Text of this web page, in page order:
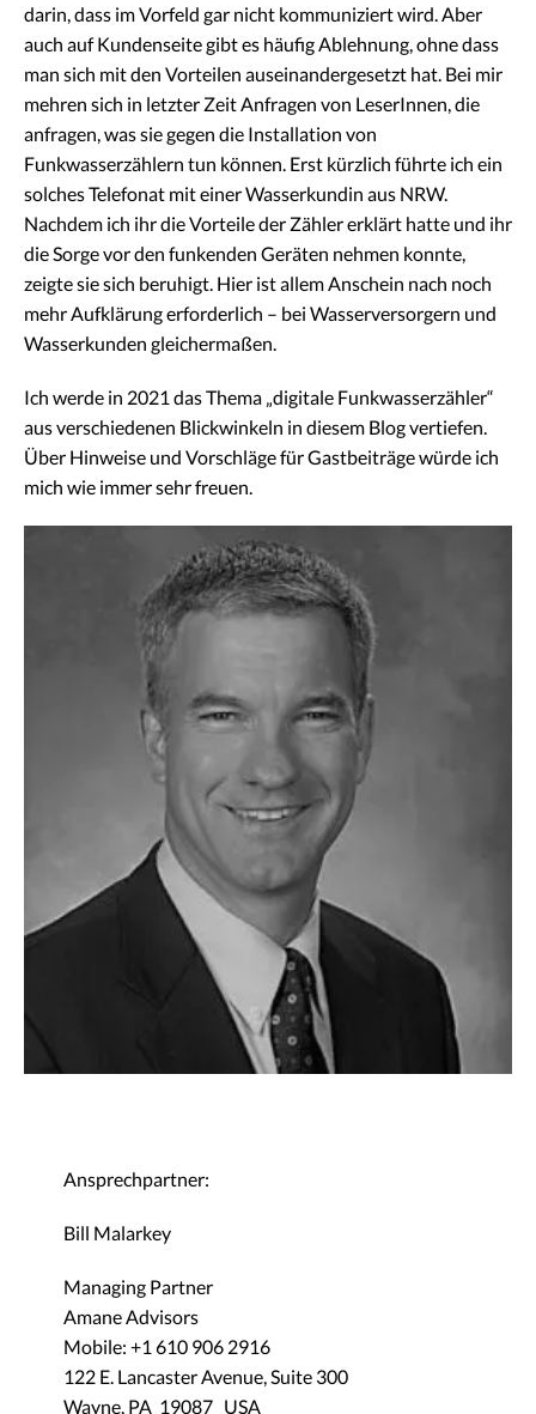
darin, dass im Vorfeld gar nicht kommuniziert wird. Aber
auch auf Kundenseite gibt es häufig Ablehnung, ohne dass
man sich mit den Vorteilen auseinandergesetzt hat. Bei mir
mehren sich in letzter Zeit Anfragen von LeserInnen, die
anfragen, was sie gegen die Installation von
Funkwasserzählern tun können. Erst kürzlich führte ich ein
solches Telefonat mit einer Wasserkundin aus NRW.
Nachdem ich ihr die Vorteile der Zähler erklärt hatte und ihr
die Sorge vor den funkenden Geräten nehmen konnte,
zeigte sie sich beruhigt. Hier ist allem Anschein nach noch
mehr Aufklärung erforderlich – bei Wasserversorgern und
Wasserkunden gleichermaßen.
Ich werde in 2021 das Thema „digitale Funkwasserzähler“
aus verschiedenen Blickwinkeln in diesem Blog vertiefen.
Über Hinweise und Vorschläge für Gastbeiträge würde ich
mich wie immer sehr freuen.
Ansprechpartner:
Bill Malarkey
Managing Partner
Amane Advisors
Mobile: +1 610 906 2916
122 E. Lancaster Avenue, Suite 300
Wayne, PA 19087 USA